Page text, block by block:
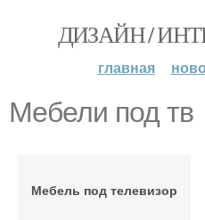
ДИЗАЙН /
главная
Мебели под тв
Мебель под телевизор